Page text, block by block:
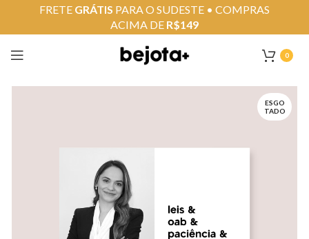
0
ESGO
TADO
FRETE GRÁTIS PARA O SUDESTE • COMPRAS
ACIMA DE R$149